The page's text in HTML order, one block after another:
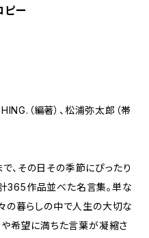
ー
（編著）、松浦弥太郎（帯
、その日その季節にぴったり
計365作品並べた名言集。単な
の暮らしの中で人生の大切な
や希望に満ちた言葉が凝縮さ